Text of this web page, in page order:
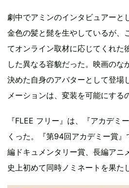
劇中でアミンのインタビュアーと
金色の髪と髭を生やしているが、
てオンライン取材に応じてくれた
した異なる容貌だった。映画のな
決めた自身のアバターとして登場
メーションは、変装を可能にする
『FLEE フリー』は、『アカデミ
くった。『第94回アカデミー賞
編ドキュメンタリー賞、長編アニ
史上初めて同時ノミネートを果た